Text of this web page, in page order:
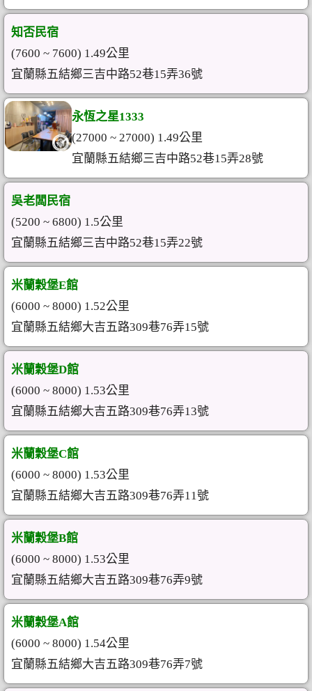
知否民宿
(7600 ~ 7600) 1.49公里
宜蘭縣五結鄉三吉中路52巷15弄36號
永恆之星1333
(27000 ~ 27000) 1.49公里
宜蘭縣五結鄉三吉中路52巷15弄28號
吳老闆民宿
(5200 ~ 6800) 1.5公里
宜蘭縣五結鄉三吉中路52巷15弄22號
米蘭穀堡E館
(6000 ~ 8000) 1.52公里
宜蘭縣五結鄉大吉五路309巷76弄15號
米蘭穀堡D館
(6000 ~ 8000) 1.53公里
宜蘭縣五結鄉大吉五路309巷76弄13號
米蘭穀堡C館
(6000 ~ 8000) 1.53公里
宜蘭縣五結鄉大吉五路309巷76弄11號
米蘭穀堡B館
(6000 ~ 8000) 1.53公里
宜蘭縣五結鄉大吉五路309巷76弄9號
米蘭穀堡A館
(6000 ~ 8000) 1.54公里
宜蘭縣五結鄉大吉五路309巷76弄7號